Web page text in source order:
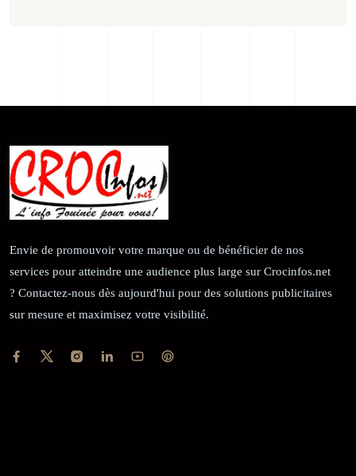
Envie de promouvoir votre marque ou de bénéficier de nos
services pour atteindre une audience plus large sur Crocinfos.net
? Contactez-nous dès aujourd'hui pour des solutions publicitaires
sur mesure et maximisez votre visibilité.